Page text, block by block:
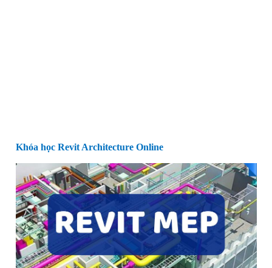
Khóa học Revit Architecture Online